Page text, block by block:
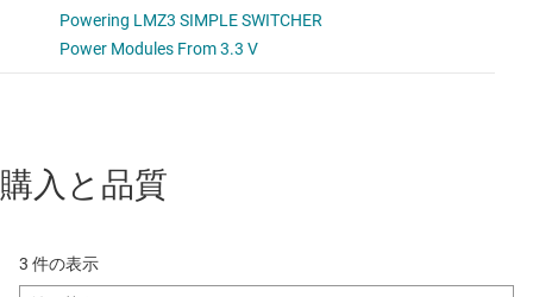
購入と品質